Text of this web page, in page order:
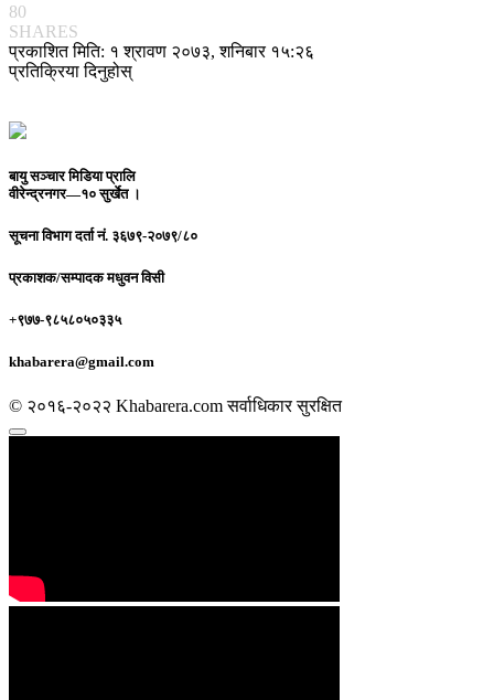
80
SHARES
प्रकाशित मिति: १ श्रावण २०७३, शनिबार १५:२६
प्रतिक्रिया दिनुहोस्
बायु सञ्चार मिडिया प्रालि
वीरेन्द्रनगर—१० सुर्खेत ।
सूचना विभाग दर्ता नं. ३६७९-२०७९/८०
प्रकाशक/सम्पादकमधुवन विसी
+९७७-९८५८०५०३३५
khabarera@gmail.com
© २०१६-२०२२ Khabarera.com सर्वाधिकार सुरक्षित